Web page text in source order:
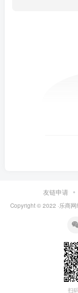
友链申请
Copyright © 2022 ·乐商网
扫